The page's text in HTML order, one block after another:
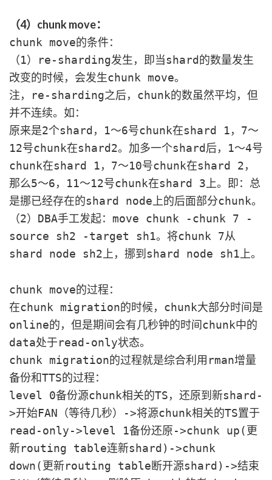
（4）chunk move：
chunk move的条件：
（1）re-sharding发生，即当shard的数量发生
改变的时候，会发生chunk move。
注，re-sharding之后，chunk的数虽然平均，但
并不连续。如：
原来是2个shard，1～6号chunk在shard 1，7～
12号chunk在shard2。加多一个shard后，1～4号
chunk在shard 1，7～10号chunk在shard 2，
那么5～6，11～12号chunk在shard 3上。即：总
是挪已经存在的shard node上的后面部分chunk。
（2）DBA手工发起：move chunk -chunk 7 -
source sh2 -target sh1。将chunk 7从
shard node sh2上，挪到shard node sh1上。
chunk move的过程：
在chunk migration的时候，chunk大部分时间是
online的，但是期间会有几秒钟的时间chunk中的
data处于read-only状态。
chunk migration的过程就是综合利用rman增量
备份和TTS的过程：
level 0备份源chunk相关的TS，还原到新shard-
>开始FAN（等待几秒）->将源chunk相关的TS置于
read-only->level 1备份还原->chunk up(更
新routing table连新shard)->chunk
down(更新routing table断开源shard)->结束